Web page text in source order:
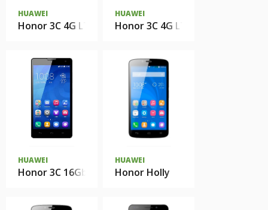
HUAWEI
Honor 3C 4G LTE 8Gb
HUAWEI
Honor 3C 4G LTE 16Gb
HUAWEI
Honor 3C 16Gb
HUAWEI
Honor Holly